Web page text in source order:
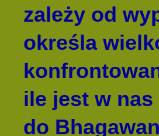
zależy od
określa
ile jest w
do